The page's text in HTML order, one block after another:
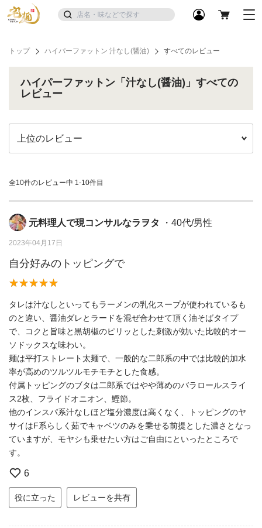
トップ ハイパーファットン 汁なし(醤油) すべてのレビュー
ハイパーファットン「汁なし(醤油)」すべての
レビュー
全10件のレビュー中 1-10件目
元料理人で現コンサルなラヲタ ・40代/男性
2023年04月17日
自分好みのトッピングで
タレは汁なしといってもラーメンの乳化スープが使われているも
のと違い、醤油ダレとラードを混ぜ合わせて頂く油そばタイプ
で、コクと旨味と黒胡椒のピリッとした刺激が効いた比較的オー
ソドックスな味わい。
麺は平打ストレート太麺で、一般的な二郎系の中では比較的加水
率が高めのツルツルモチモチとした食感。
付属トッピングのブタは二郎系ではやや薄めのバラロールスライ
ス2枚、フライドオニオン、鰹節。
他のインスパ系汁なしほど塩分濃度は高くなく、トッピングのヤ
サイはF系らしく茹でキャベツのみを乗せる前提とした濃さとなっ
ていますが、モヤシも乗せたい方はご自由にといったところで
す。
6
役に立った レビューを共有